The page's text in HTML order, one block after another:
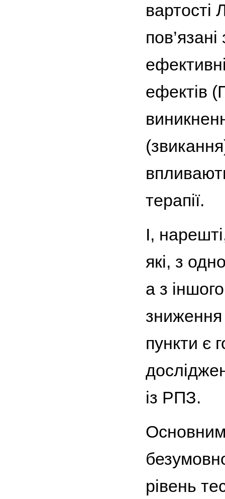
вартості
ефектів
терапії.
І,
які, з
а з
зниження
пункти є
із РПЗ.
Основним
рівень